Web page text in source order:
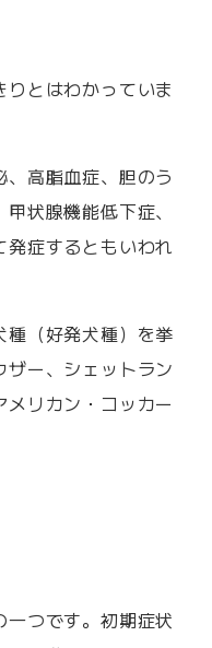
とはわかっていま
高脂血症、胆のう
状腺機能低下症、
症するともいわれ
（好発犬種）を挙
ー、シェットラン
リカン・コッカー
つです。初期症状